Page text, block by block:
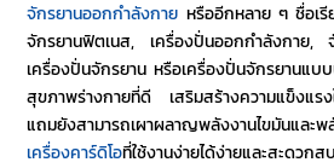
จักรยานออกกำลังกาย หรืออีกหลาย ๆ ชื่อเรี
จักรยานฟิตเนส, เครื่องปั่นออกกำลังกาย,
เครื่องปั่นจักรยาน หรือเครื่องปั่นจักรยานแบ
สุขภาพร่างกายที่ดี เสริมสร้างความแข็งแร
แถมยังสามารถเผาผลาญพลังงานไขมันและพลั
เครื่องคาร์ดิโอที่ใช้งานง่ายได้ง่ายและสะดวกส